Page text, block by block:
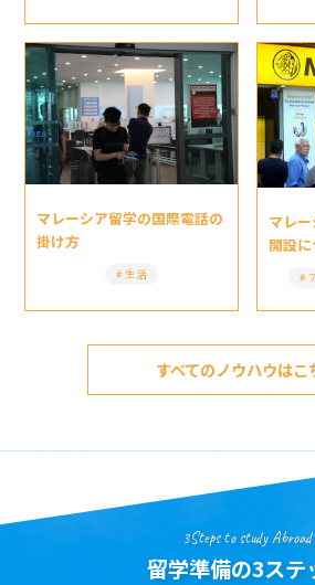
マレーシア留学の国際電話の
掛け方
生活
マレ
開設
すべてのノウハウはこ
3Steps to study Abroad
留学準備の3ステ